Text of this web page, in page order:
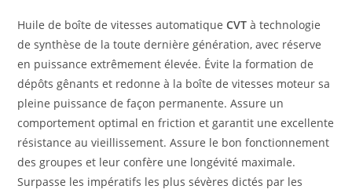
Huile de boîte de vitesses automatiqueCVT à technologie
de synthèse de la toute dernière génération, avec réserve
en puissance extrêmement élevée. Évite la formation de
dépôts gênants et redonne à la boîte de vitesses moteur sa
pleine puissance de façon permanente. Assure un
comportement optimal en friction et garantit une excellente
résistance au vieillissement. Assure le bon fonctionnement
des groupes et leur confère une longévité maximale.
Surpasse les impératifs les plus sévères dictés par les